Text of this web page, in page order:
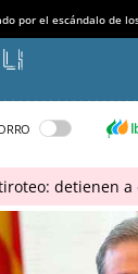
por el escándalo de
detienen